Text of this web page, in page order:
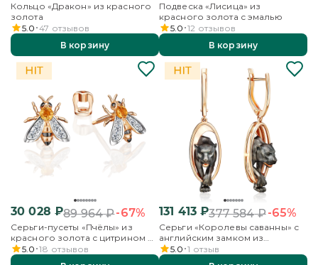
Кольцо «Дракон» из красного
золота
5.0 47 отзывов
В корзину
Подвеска «Лисица» из
красного золота с эмалью
5.0 12 отзывов
В корзину
30 028 ₽89 964₽-67%
Серьги-пусеты «Пчёлы» из
красного золота с цитрином и
бесцветными топазами
5.0 18 отзывов
131 413 ₽377 584₽-65%
Серьги «Королевы саванны» с
английским замком из
красного золота
5.0 1 отзыв